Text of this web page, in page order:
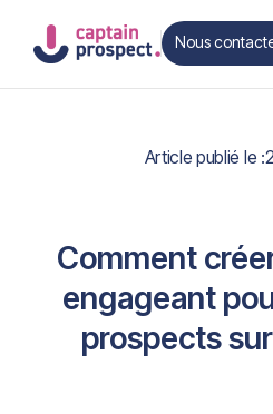
Nous
Contact
Article publié le :
Comment
engageant
prospects